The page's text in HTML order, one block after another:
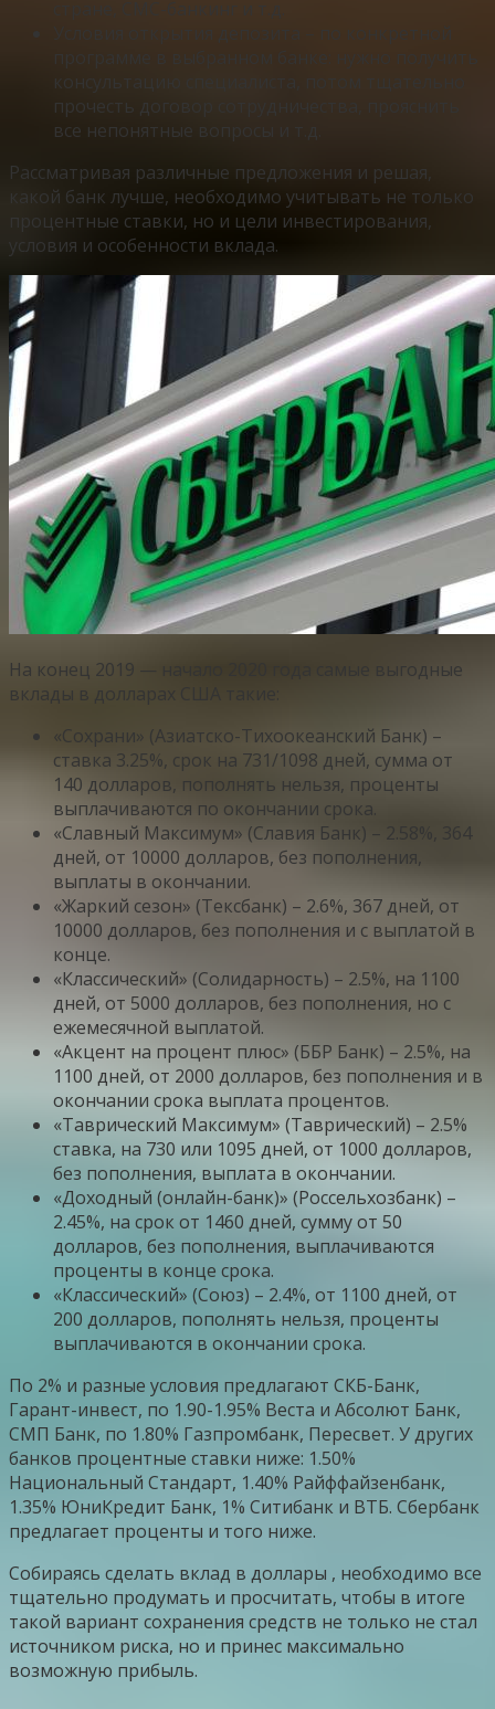
консультацию специалиста, потом тщательно
прочесть договор сотрудничества, прояснить
все непонятные вопросы и т.д.
Рассматривая различные предложения и решая,
какой банк лучше, необходимо учитывать не только
процентные ставки, но и цели инвестирования,
условия и особенности вклада.
На конец 2019 — начало 2020 года самые выгодные
вклады в долларах США такие:
«Сохрани» (Азиатско-Тихоокеанский Банк) –
ставка 3.25%, срок на 731/1098 дней, сумма от
140 долларов, пополнять нельзя, проценты
выплачиваются по окончании срока.
«Славный Максимум» (Славия Банк) – 2.58%, 364
дней, от 10000 долларов, без пополнения,
выплаты в окончании.
«Жаркий сезон» (Тексбанк) – 2.6%, 367 дней, от
10000 долларов, без пополнения и с выплатой в
конце.
«Классический» (Солидарность) – 2.5%, на 1100
дней, от 5000 долларов, без пополнения, но с
ежемесячной выплатой.
«Акцент на процент плюс» (ББР Банк) – 2.5%, на
1100 дней, от 2000 долларов, без пополнения и в
окончании срока выплата процентов.
«Таврический Максимум» (Таврический) – 2.5%
ставка, на 730 или 1095 дней, от 1000 долларов,
без пополнения, выплата в окончании.
«Доходный (онлайн-банк)» (Россельхозбанк) –
2.45%, на срок от 1460 дней, сумму от 50
долларов, без пополнения, выплачиваются
проценты в конце срока.
«Классический» (Союз) – 2.4%, от 1100 дней, от
200 долларов, пополнять нельзя, проценты
выплачиваются в окончании срока.
По 2% и разные условия предлагают СКБ-Банк,
Гарант-инвест, по 1.90-1.95% Веста и Абсолют Банк,
СМП Банк, по 1.80% Газпромбанк, Пересвет. У других
банков процентные ставки ниже: 1.50%
Национальный Стандарт, 1.40% Райффайзенбанк,
1.35% ЮниКредит Банк, 1% Ситибанк и ВТБ. Сбербанк
предлагает проценты и того ниже.
Собираясь сделать вклад в доллары , необходимо все
тщательно продумать и просчитать, чтобы в итоге
такой вариант сохранения средств не только не стал
источником риска, но и принес максимально
возможную прибыль.